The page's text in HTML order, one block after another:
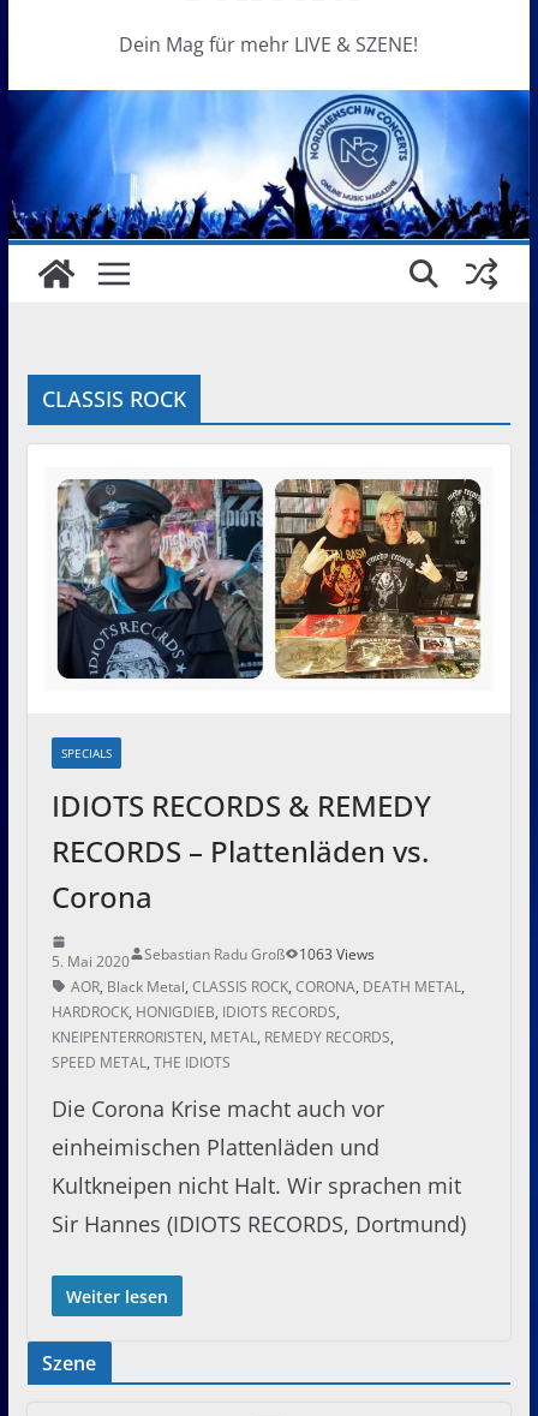
Dein Mag für mehr LIVE & SZENE!
CLASSIS ROCK
SPECIALS
IDIOTS RECORDS & REMEDY
RECORDS – Plattenläden vs.
Corona
5. Mai 2020 Sebastian Radu Groß
1063 Views
AOR, Black Metal, CLASSIS ROCK, CORONA, DEATH METAL,
HARDROCK, HONIGDIEB, IDIOTS RECORDS,
KNEIPENTERRORISTEN, METAL, REMEDY RECORDS,
SPEED METAL, THE IDIOTS
Die Corona Krise macht auch vor
einheimischen Plattenläden und
Kultkneipen nicht Halt. Wir sprachen mit
Sir Hannes (IDIOTS RECORDS, Dortmund)
Weiter lesen
Szene